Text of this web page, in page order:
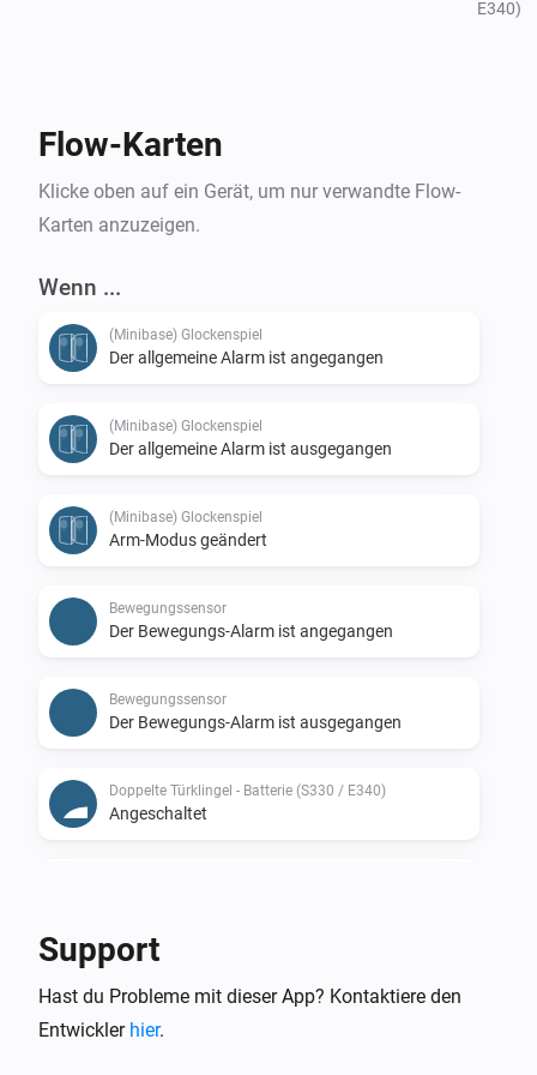
E340)
Flow-Karten
Klicke oben auf ein Gerät, um nur verwandte Flow-
Karten anzuzeigen.
Wenn ...
(Minibase) Glockenspiel
Der allgemeine Alarm ist angegangen
(Minibase) Glockenspiel
Der allgemeine Alarm ist ausgegangen
(Minibase) Glockenspiel
Arm-Modus geändert
Bewegungssensor
Der Bewegungs-Alarm ist angegangen
Bewegungssensor
Der Bewegungs-Alarm ist ausgegangen
Doppelte Türklingel - Batterie (S330 / E340)
Angeschaltet
Der Bewegungs-Alarm ist angegangen
Support
Hast du Probleme mit dieser App? Kontaktiere den
Entwickler hier.